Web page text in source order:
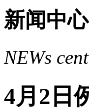
新闻中心
NEWs
4月2日